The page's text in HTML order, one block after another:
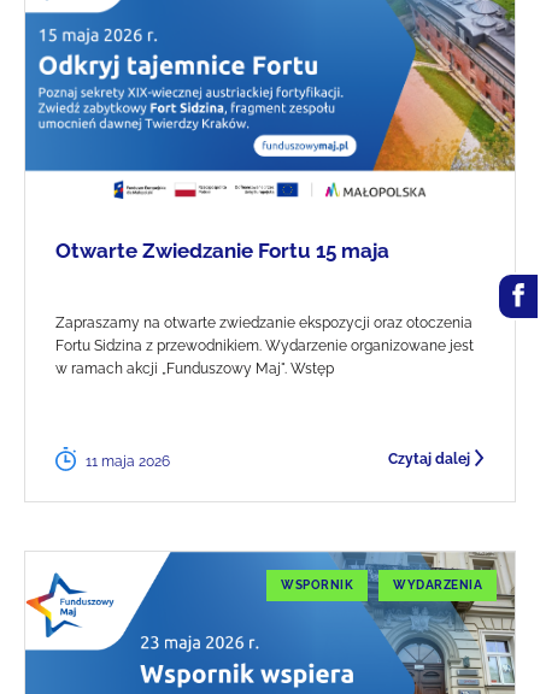
Otwarte Zwiedzanie Fortu 15 maja
Zapraszamy na otwarte zwiedzanie ekspozycji oraz otoczenia
Fortu Sidzina z przewodnikiem. Wydarzenie organizowane jest
w ramach akcji „Funduszowy Maj". Wstęp
11 maja 2026 Czytaj dalej
WSPORNIK WYDARZENIA